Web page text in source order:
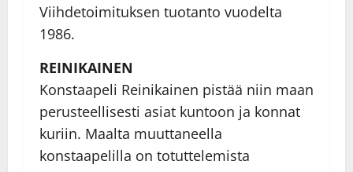
Viihdetoimituksen tuotanto vuodelta
1986.
REINIKAINEN
Konstaapeli Reinikainen pistää niin maan
perusteellisesti asiat kuntoon ja konnat
kuriin. Maalta muuttaneella
konstaapelilla on totuttelemista